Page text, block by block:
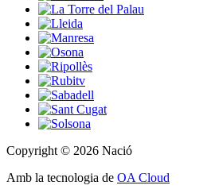
Copyright © 2026 Nació
Amb la tecnologia de OA Cloud